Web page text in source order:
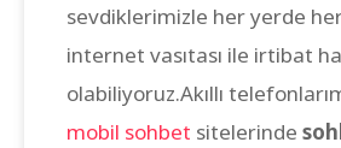
sevdiklerimizle her yerde
internet vasıtası ile irtibat
olabiliyoruz.Akıllı
mobil sohbet sitelerinde